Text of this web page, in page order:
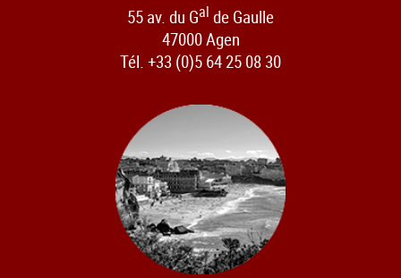
55 av. du Gal de Gaulle
47000 Agen
Tél. +33 (0)5 64 25 08 30